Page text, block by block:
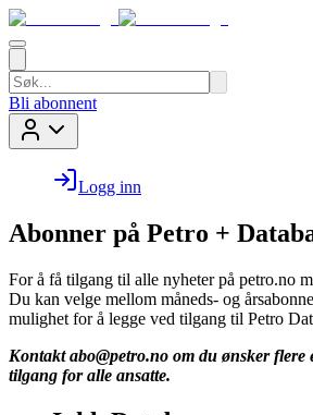
Bli abonnent
Logg inn
Abonner på Petro +
For å få tilgang til alle nyheter på petro.no
Du kan velge mellom måneds- og
mulighet for å legge ved tilgang til Petro
Kontakt abo@petro.no om du ønsker flere
tilgang for alle ansatte.